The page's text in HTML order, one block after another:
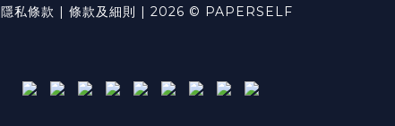
隱私條款 | 條款及細則 | 2026 © PAPERSELF